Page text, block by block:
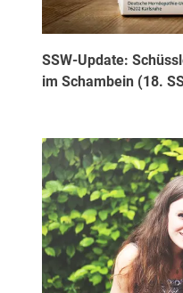
SSW-Update:
im Schambein (18.